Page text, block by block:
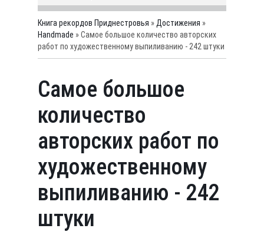
Книга рекордов Приднестровья » Достижения »
Handmade » Самое большое количество авторских
работ по художественному выпиливанию - 242 штуки
Самое большое
количество
авторских работ по
художественному
выпиливанию - 242
штуки